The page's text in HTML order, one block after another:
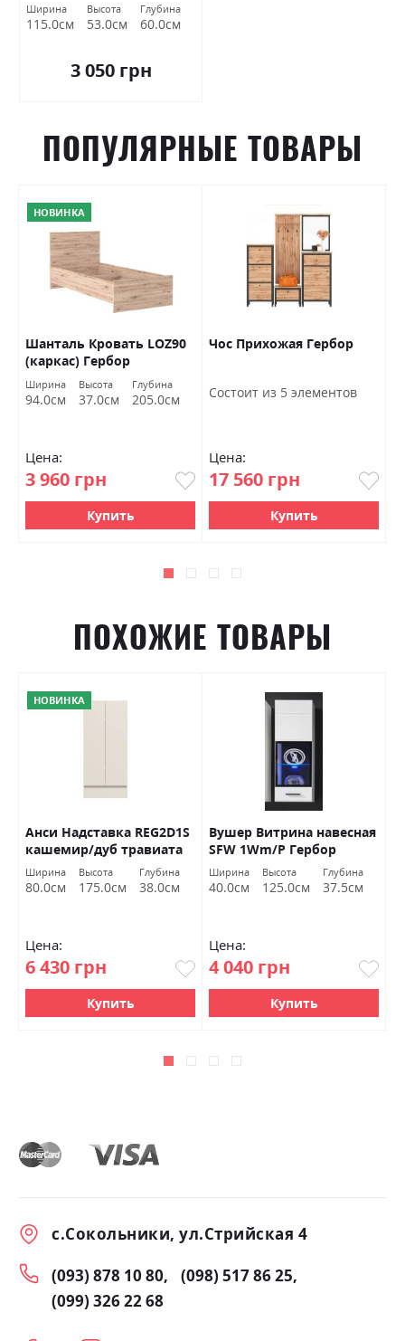
Ширина
115.0см
Высота
53.0см
Глубина
60.0см
3 050 грн
ПОПУЛЯРНЫЕ ТОВАРЫ
НОВИНКА
Шанталь Кровать LOZ90
(каркас) Гербор
Ширина
94.0см
Высота
37.0см
Глубина
205.0см
Цена:
3 960 грн
Купить
Чос Прихожая Гербор
Состоит из 5 элементов
Цена:
17 560 грн
Купить
ПОХОЖИЕ ТОВАРЫ
НОВИНКА
Анси Надставка REG2D1S
кашемир/дуб травиата
Гербор
Ширина
80.0см
Высота
175.0см
Глубина
38.0см
Цена:
6 430 грн
Купить
Вушер Витрина навесная
SFW 1Wm/Р Гербор
Ширина
40.0см
Высота
125.0см
Глубина
37.5см
Цена:
4 040 грн
Купить
с.Сокольники, ул.Стрийская 4
(093) 878 10 80
(098) 517 86 25
(099) 326 22 68